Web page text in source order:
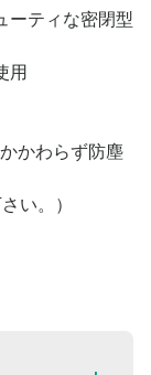
ーティな密閉型
用
かわらず防塵
い。）